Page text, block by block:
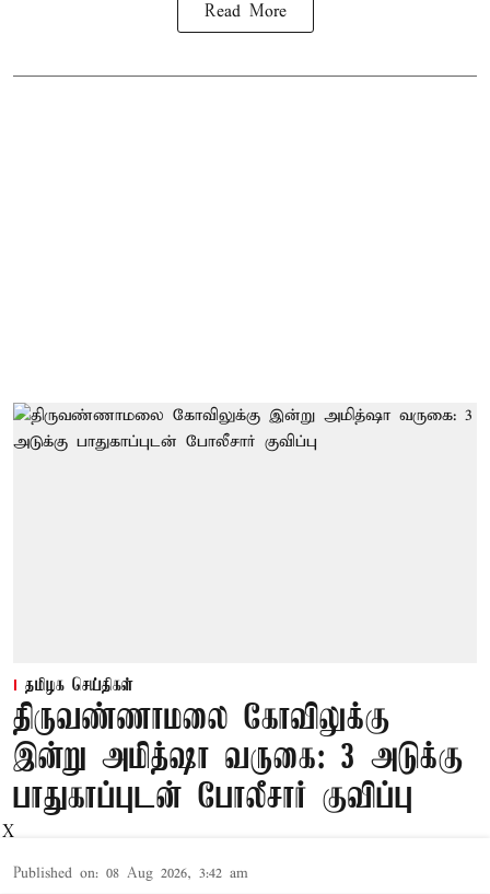
Read More
தமிழக செய்திகள்
திருவண்ணாமலை கோவிலுக்கு
இன்று அமித்ஷா வருகை: 3 அடுக்கு
பாதுகாப்புடன் போலீசார் குவிப்பு
Published on: 08 Aug 2026, 3:42 am
X